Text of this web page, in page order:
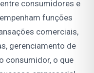
consumidores e
funções
comerciais,
gerenciamento de
consumidor, o que